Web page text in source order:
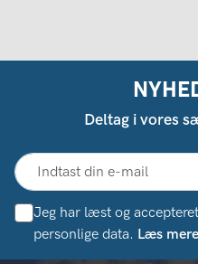
Deltag i vores
Jeg har læst og
personlige data. Læs mere